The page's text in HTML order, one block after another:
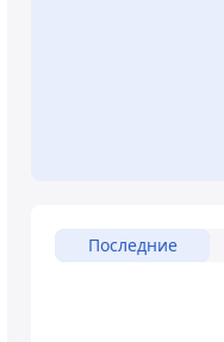
Последние